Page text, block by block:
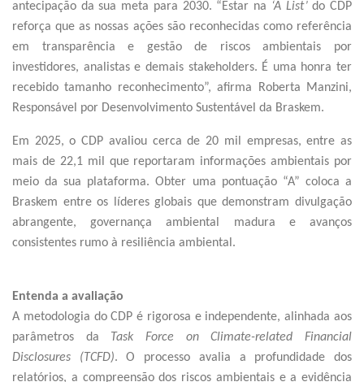
antecipação da sua meta para 2030. “Estar na ‘A List’do CDP
reforça que as nossas ações são reconhecidas como referência
em transparência e gestão de riscos ambientais por
investidores, analistas e demais stakeholders. É uma honra ter
recebido tamanho reconhecimento”, afirma Roberta Manzini,
Responsável por Desenvolvimento Sustentável da Braskem.
Em 2025, o CDP avaliou cerca de 20 mil empresas, entre as
mais de 22,1 mil que reportaram informações ambientais por
meio da sua plataforma. Obter uma pontuação “A” coloca a
Braskem entre os líderes globais que demonstram divulgação
abrangente, governança ambiental madura e avanços
consistentes rumo à resiliência ambiental.
Entenda a avaliação
A metodologia do CDP é rigorosa e independente, alinhada aos
parâmetros da
Task Force on Climate-related Financial
Disclosures (TCFD). O processo avalia a profundidade dos
relatórios, a compreensão dos riscos ambientais e a evidência